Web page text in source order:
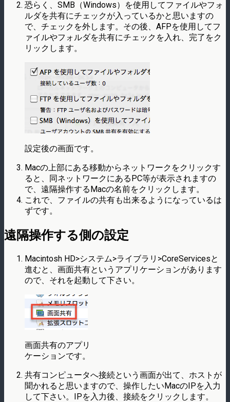
恐らく、SMB（Windows）を使用してファイルやフォ
ルダを共有にチェックが入っているかと思いますの
で、チェックを外します。その後、AFPを使用してフ
ァイルやフォルダを共有にチェックを入れ、完了をク
リックします。
設定後の画面です。
Macの上部にある移動からネットワークをクリックす
ると、同ネットワークにあるPC等が表示されますの
で、遠隔操作するMacの名前をクリックします。
これで、ファイルの共有も出来るようになっているは
ずです。
遠隔操作する側の設定
Macintosh HD>システム>ライブラリ>CoreServicesと
進むと、画面共有というアプリケーションがあります
ので、それを起動して下さい。
画面共有のアプリ
ケーションです。
共有コンピュータへ接続という画面が出て、ホストが
聞かれると思いますので、操作したいMacのIPを入力
して下さい。IPを入力後、接続をクリックします。